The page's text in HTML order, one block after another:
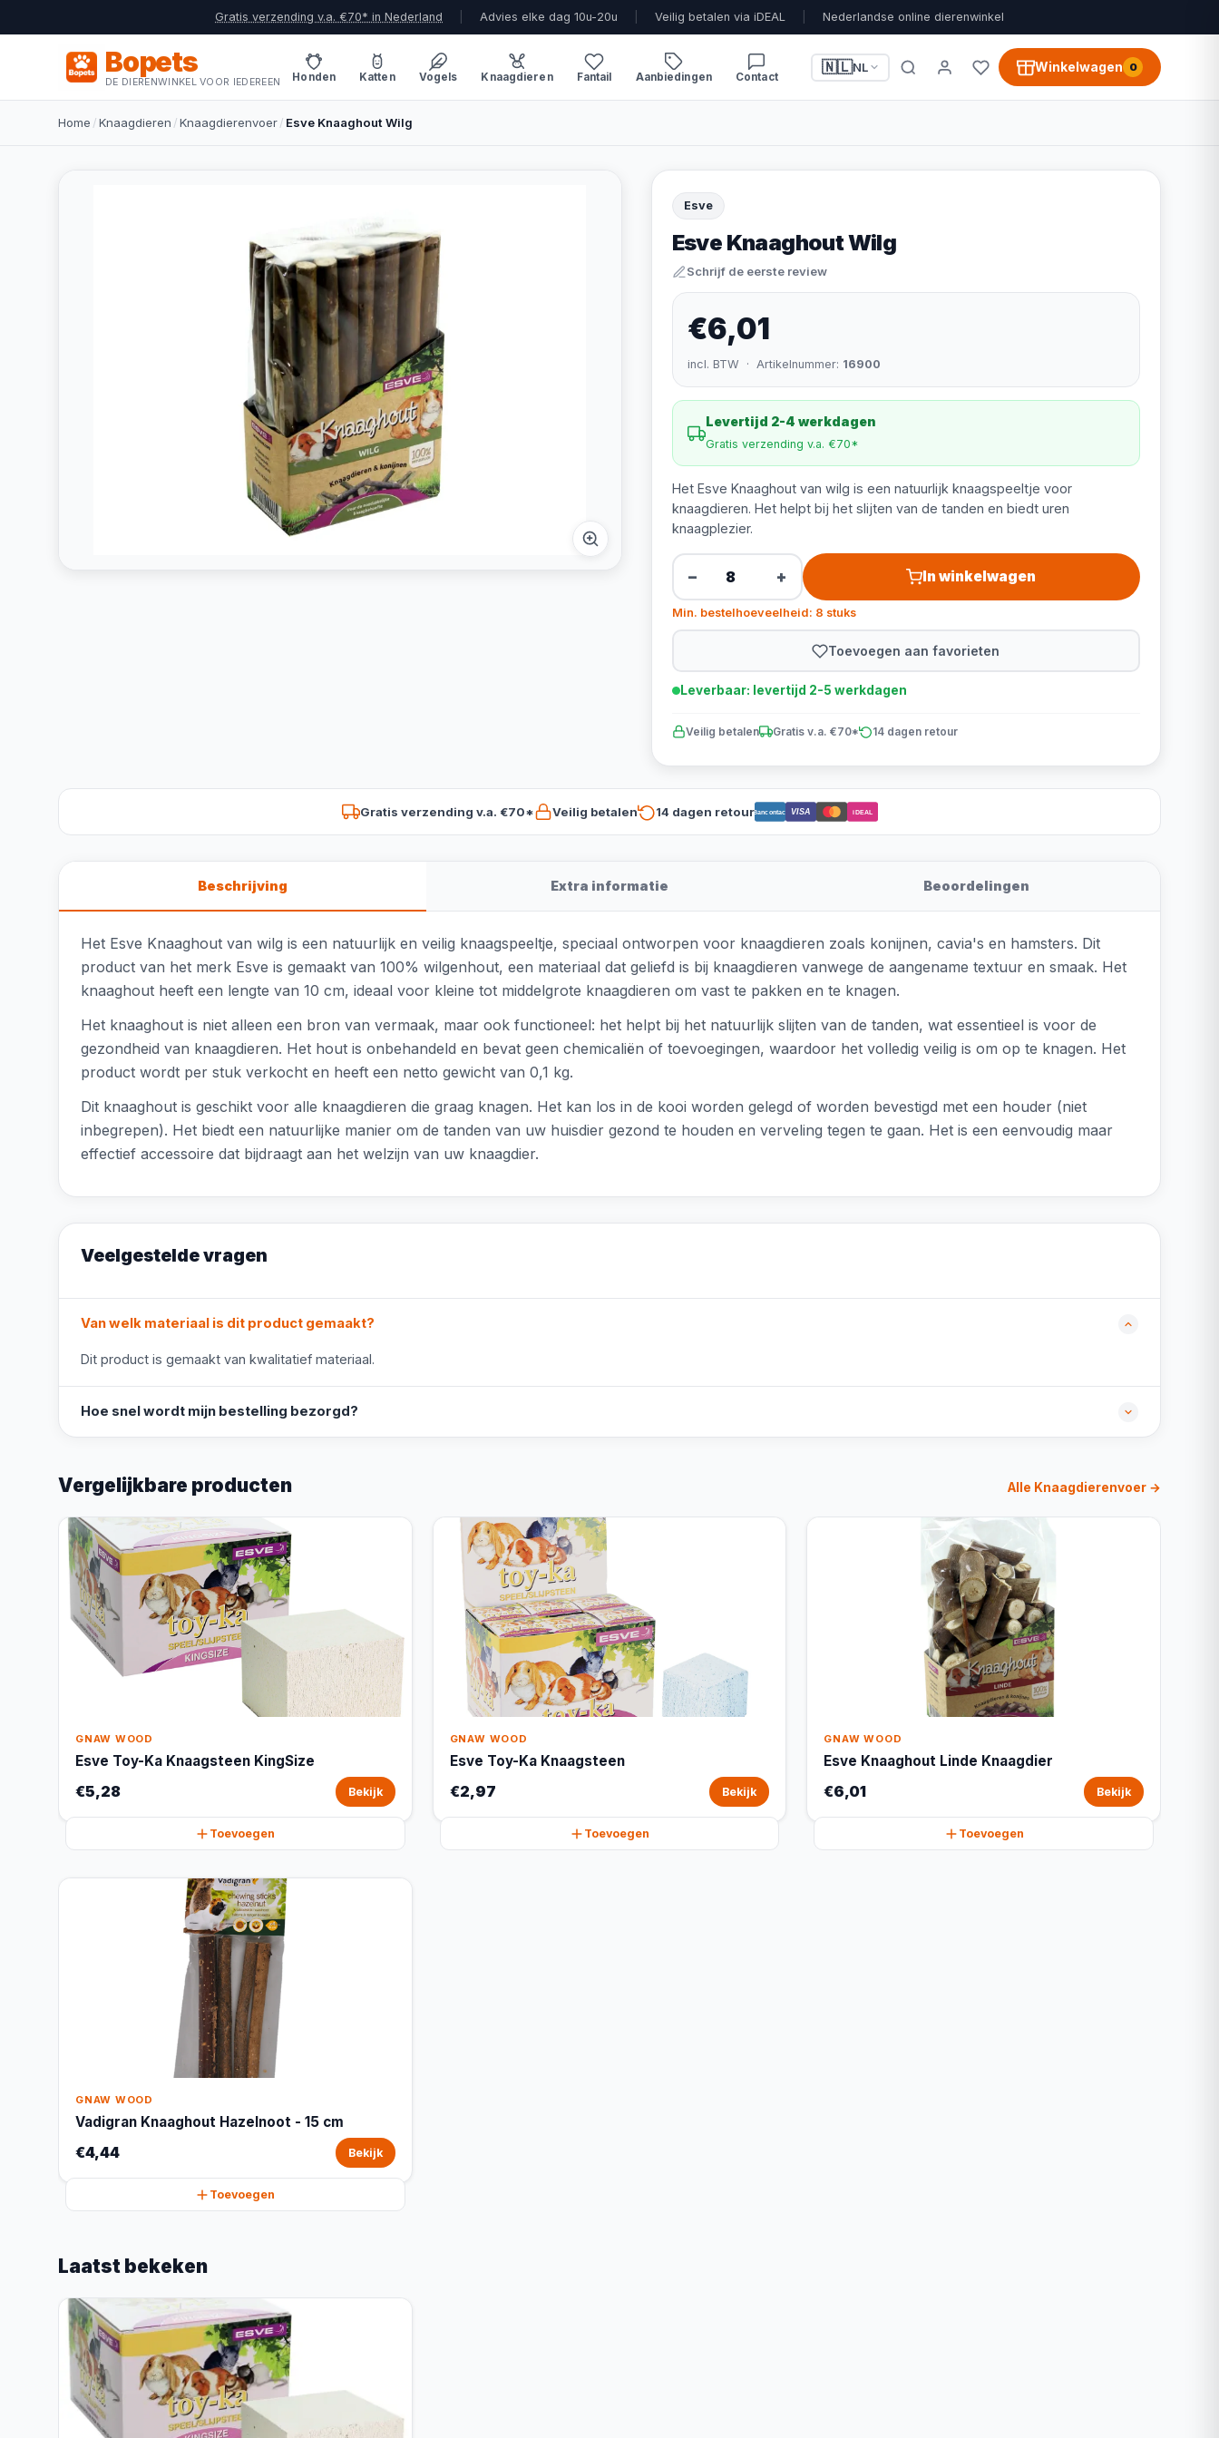
Gratis verzending v.a. €70* in Nederland Advies elke dag 10u-20u Veilig betalen via iDEAL Nederlandse online dierenwinkel
Bopets
DE DIERENWINKEL VOOR IEDEREEN Honden Katten Vogels Knaagdieren Fantail Aanbiedingen Contact
🇳🇱NL Winkelwagen 0
Home /Knaagdieren /Knaagdierenvoer/ Esve Knaaghout Wilg
Esve
Esve Knaaghout Wilg
Schrijf de eerste review
€6,01
incl. BTW · Artikelnummer: 16900
Levertijd 2-4 werkdagen
Gratis verzending v.a. €70*
Het Esve Knaaghout van wilg is een natuurlijk knaagspeeltje voor
knaagdieren. Het helpt bij het slijten van de tanden en biedt uren
knaagplezier.
− + In winkelwagen
Min. bestelhoeveelheid: 8 stuks
Toevoegen aan favorieten
Leverbaar: levertijd 2-5 werkdagen
Veilig betalen Gratis v.a. €70* 14 dagen retour
Gratis verzending v.a. €70* Veilig betalen 14 dagen retourBancontact VISA iDEAL
Beschrijving Extra informatie Beoordelingen
Het Esve Knaaghout van wilg is een natuurlijk en veilig knaagspeeltje, speciaal ontworpen voor knaagdieren zoals konijnen, cavia's en hamsters. Dit
product van het merk Esve is gemaakt van 100% wilgenhout, een materiaal dat geliefd is bij knaagdieren vanwege de aangename textuur en smaak. Het
knaaghout heeft een lengte van 10 cm, ideaal voor kleine tot middelgrote knaagdieren om vast te pakken en te knagen.
Het knaaghout is niet alleen een bron van vermaak, maar ook functioneel: het helpt bij het natuurlijk slijten van de tanden, wat essentieel is voor de
gezondheid van knaagdieren. Het hout is onbehandeld en bevat geen chemicaliën of toevoegingen, waardoor het volledig veilig is om op te knagen. Het
product wordt per stuk verkocht en heeft een netto gewicht van 0,1 kg.
Dit knaaghout is geschikt voor alle knaagdieren die graag knagen. Het kan los in de kooi worden gelegd of worden bevestigd met een houder (niet
inbegrepen). Het biedt een natuurlijke manier om de tanden van uw huisdier gezond te houden en verveling tegen te gaan. Het is een eenvoudig maar
effectief accessoire dat bijdraagt aan het welzijn van uw knaagdier.
Veelgestelde vragen
Van welk materiaal is dit product gemaakt?
Dit product is gemaakt van kwalitatief materiaal.
Hoe snel wordt mijn bestelling bezorgd?
Vergelijkbare producten Alle Knaagdierenvoer →
GNAW WOOD
Esve Toy-Ka Knaagsteen KingSize
€5,28 Bekijk
Toevoegen
GNAW WOOD
Esve Toy-Ka Knaagsteen
€2,97 Bekijk
Toevoegen
GNAW WOOD
Esve Knaaghout Linde Knaagdier
€6,01 Bekijk
Toevoegen
GNAW WOOD
Vadigran Knaaghout Hazelnoot - 15 cm
€4,44 Bekijk
Toevoegen
Laatst bekeken